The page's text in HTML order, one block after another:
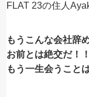
FLAT 23の住人
もうこんな会社辞
お前とは絶交だ！！
もう一生会うこと